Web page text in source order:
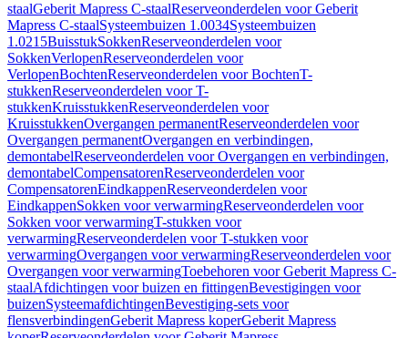
staalGeberit Mapress C-staalReserveonderdelen voor Geberit
Mapress C-staalSysteembuizen 1.0034Systeembuizen
1.0215BuisstukSokkenReserveonderdelen voor
SokkenVerlopenReserveonderdelen voor
VerlopenBochtenReserveonderdelen voor BochtenT-
stukkenReserveonderdelen voor T-
stukkenKruisstukkenReserveonderdelen voor
KruisstukkenOvergangen permanentReserveonderdelen voor
Overgangen permanentOvergangen en verbindingen,
demontabelReserveonderdelen voor Overgangen en verbindingen,
demontabelCompensatorenReserveonderdelen voor
CompensatorenEindkappenReserveonderdelen voor
EindkappenSokken voor verwarmingReserveonderdelen voor
Sokken voor verwarmingT-stukken voor
verwarmingReserveonderdelen voor T-stukken voor
verwarmingOvergangen voor verwarmingReserveonderdelen voor
Overgangen voor verwarmingToebehoren voor Geberit Mapress C-
staalAfdichtingen voor buizen en fittingenBevestigingen voor
buizenSysteemafdichtingenBevestiging-sets voor
flensverbindingenGeberit Mapress koperGeberit Mapress